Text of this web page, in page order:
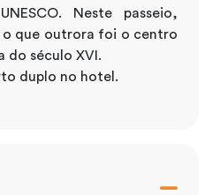
Neste passeio,
o que outrora foi o centro
do século XVI.
duplo no hotel.